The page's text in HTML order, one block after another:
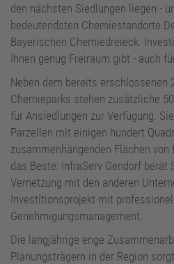
Standortbetreiber
den nächsten Siedlungen liegen -
bedeutendsten Chemiestandorte
Bayerischen Chemiedreieck.
Ihnen genug Freiraum gibt - auch
Neben dem bereits erschlossenen
Chemieparks stehen zusätzliche
für Ansiedlungen zur Verfügung.
Parzellen mit einigen hundert
zusammenhängenden Flächen von
das Beste: InfraServ Gendorf berät
Vernetzung mit den anderen
Investitionsprojekt mit
Genehmigungsmanagement.
Die langjährige enge
Planungsträgern in der Region